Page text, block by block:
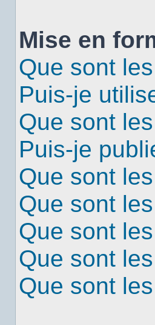
Mise en
Que sont
Puis-je
Que sont
Puis-je
Que sont
Que sont
Que sont
Que sont
Que sont